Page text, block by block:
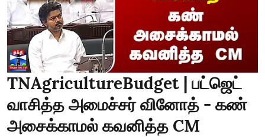
TNAgricultureBudget | பட்ஜெட்
வாசித்த அமைச்சர் வினோத் - கண்
அசைக்காமல் கவனித்த CM